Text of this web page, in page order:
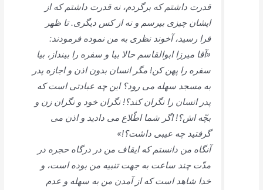
قدرت داشتم كه برگردم، نه قدرت داشتم كه از
ايشان چيزى بپرسم و نه از كس ديگرى. تا ظهر
فرا رسيد، آخوند نظرى به من نموده فرمودند:
«آقا ميرزا ابوالقاسم حالا بيا و سفره را بينداز، بيا
سفره را پهن كن! مگر انسان بدون اذن و اجازه پدر
به مسجد سهله مى ‏رود؟ اين چه عبادتى است كه
پدر انسان را نگران كند؟! نگران خود و نگران زن و
بچّه ‏اش؟! اگر شما اطّلاع مى‏ داديد و اذن مى
‏گرفتيد چه عيبى داشت؟!»
آنگاه من دانستم كه ايقاف من در درگاه حجره در
مدّت چند ساعت به جهت تنبيه من بوده است، و
خدا شاهد است كه از آمدن من به سهله و عدم